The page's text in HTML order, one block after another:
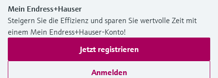
Mein Endress+Hauser
Steigern Sie die Effizienz und sparen Sie wertvolle Zeit mit
einem Mein Endress+Hauser-Konto!
Jetzt registrieren
Anmelden